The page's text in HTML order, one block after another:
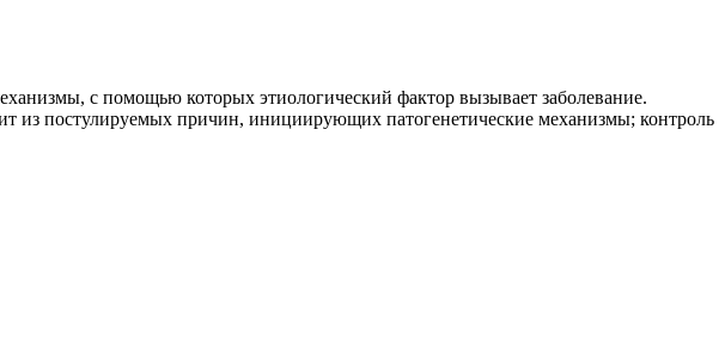
с помощью которых этиологический фактор вызывает заболевание.
из постулируемых причин, инициирующих патогенетические механизмы; контроль